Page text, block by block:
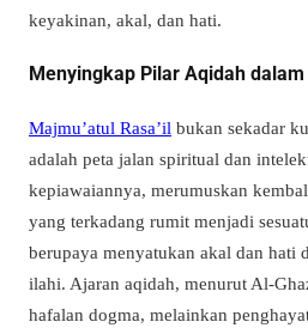
keyakinan, akal, dan hati.
Menyingkap Pilar Aqidah
Majmu’atul Rasa’il bukan sekadar
adalah peta jalan spiritual dan
kepiawaiannya, merumuskan
yang terkadang rumit menjadi
berupaya menyatukan akal dan hati
ilahi. Ajaran aqidah, menurut Al-
hafalan dogma, melainkan